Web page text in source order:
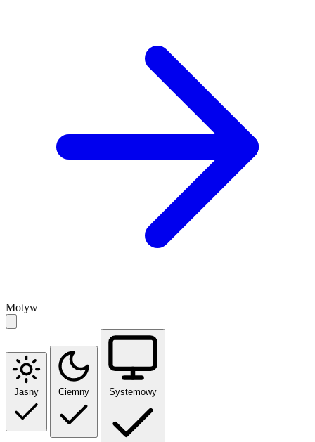
Motyw
Jasny Ciemny Systemowy